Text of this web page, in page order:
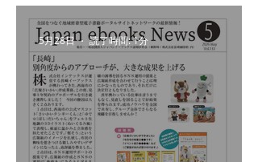
5月28日 読了時間: 1分